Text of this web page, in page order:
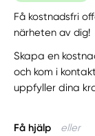
Få kostnadsfri
närheten av dig!
Skapa en
och kom i
uppfyller dina
Få hjälp eller